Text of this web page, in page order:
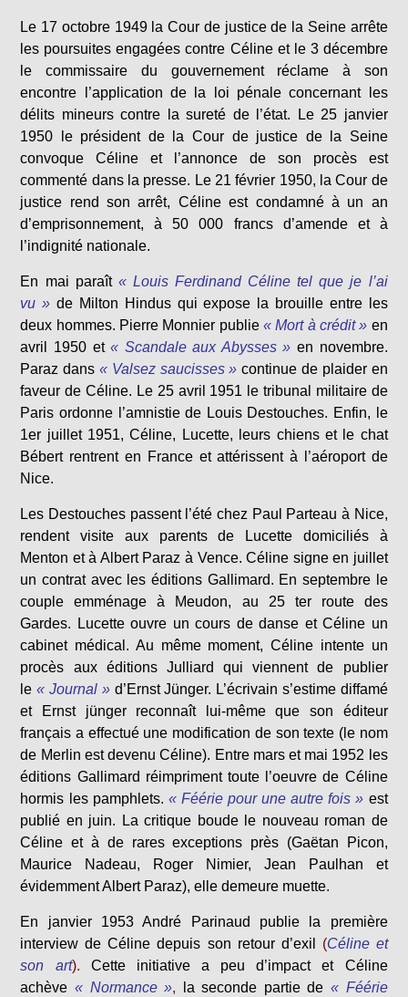
Le 17 octobre 1949 la Cour de justice de la Seine arrête
les poursuites engagées contre Céline et le 3 décembre
le commissaire du gouvernement réclame à son
encontre l’application de la loi pénale concernant les
délits mineurs contre la sureté de l’état. Le 25 janvier
1950 le président de la Cour de justice de la Seine
convoque Céline et l’annonce de son procès est
commenté dans la presse. Le 21 février 1950, la Cour de
justice rend son arrêt, Céline est condamné à un an
d’emprisonnement, à 50 000 francs d’amende et à
l’indignité nationale.
En mai paraît « Louis Ferdinand Céline tel que je l’ai
vu » de Milton Hindus qui expose la brouille entre les
deux hommes. Pierre Monnier publie « Mort à crédit » en
avril 1950 et « Scandale aux Abysses » en novembre.
Paraz dans « Valsez saucisses » continue de plaider en
faveur de Céline. Le 25 avril 1951 le tribunal militaire de
Paris ordonne l’amnistie de Louis Destouches. Enfin, le
1er juillet 1951, Céline, Lucette, leurs chiens et le chat
Bébert rentrent en France et attérissent à l’aéroport de
Nice.
Les Destouches passent l’été chez Paul Parteau à Nice,
rendent visite aux parents de Lucette domiciliés à
Menton et à Albert Paraz à Vence. Céline signe en juillet
un contrat avec les éditions Gallimard. En septembre le
couple emménage à Meudon, au 25 ter route des
Gardes. Lucette ouvre un cours de danse et Céline un
cabinet médical. Au même moment, Céline intente un
procès aux éditions Julliard qui viennent de publier
le « Journal »d’Ernst Jünger. L’écrivain s’estime diffamé
et Ernst jünger reconnaît lui-même que son éditeur
français a effectué une modification de son texte (le nom
de Merlin est devenu Céline). Entre mars et mai 1952 les
éditions Gallimard réimpriment toute l’oeuvre de Céline
hormis les pamphlets. « Féérie pour une autre fois » est
publié en juin. La critique boude le nouveau roman de
Céline et à de rares exceptions près (Gaëtan Picon,
Maurice Nadeau, Roger Nimier, Jean Paulhan et
évidemment Albert Paraz), elle demeure muette.
En janvier 1953 André Parinaud publie la première
interview de Céline depuis son retour d’exil
(Céline et
son art). Cette initiative a peu d’impact et Céline
achève « Normance », la seconde partie de « Féérie